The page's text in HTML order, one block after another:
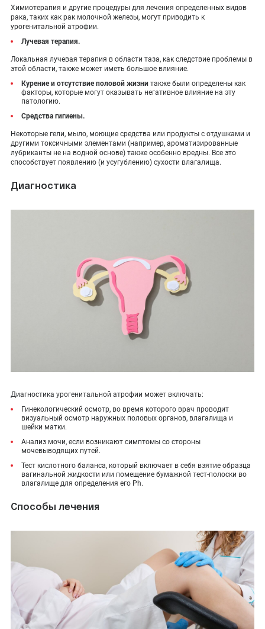
Химиотерапия и другие процедуры для лечения определенных видов
рака, таких как рак молочной железы, могут приводить к
урогенитальной атрофии.
Лучевая терапия.
Локальная лучевая терапия в области таза, как следствие проблемы в
этой области, также может иметь большое влияние.
Курение и отсутствие половой жизни также были определены как
факторы, которые могут оказывать негативное влияние на эту
патологию.
Средства гигиены.
Некоторые гели, мыло, моющие средства или продукты с отдушками и
другими токсичными элементами (например, ароматизированные
лубриканты не на водной основе) также особенно вредны. Все это
способствует появлению (и усугублению) сухости влагалища.
Диагностика
Диагностика урогенитальной атрофии может включать:
Гинекологический осмотр, во время которого врач проводит
визуальный осмотр наружных половых органов, влагалища и
шейки матки.
Анализ мочи, если возникают симптомы со стороны
мочевыводящих путей.
Тест кислотного баланса, который включает в себя взятие образца
вагинальной жидкости или помещение бумажной тест-полоски во
влагалище для определения его Ph.
Способы лечения